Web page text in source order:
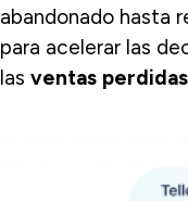
abandonado hasta
para acelerar las
las ventas perdidas